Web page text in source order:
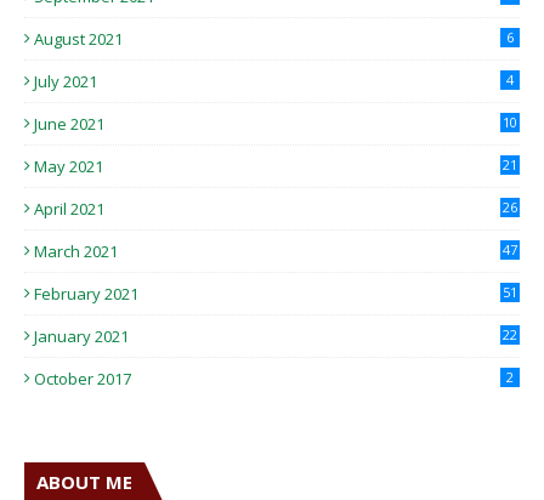
August 2021 6
July 2021 4
June 2021 10
May 2021 21
April 2021 26
March 2021 47
February 2021 51
January 2021 22
October 2017 2
ABOUT ME